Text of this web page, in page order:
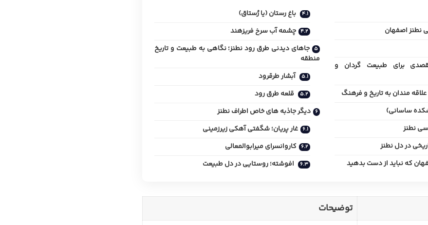
نطنز اصفهان
برای طبیعت گردان و
مندان به تاریخ و فرهنگ
ساسانی)
نطنز
در دل نطنز
که نباید از دست بدهید
باغ رستان (یا رُستاق)
چشمه آب سرخ فریزهند
جاهای دیدنی طرق رود نطنز؛ نگاهی به طبیعت و تاریخ
منطقه
آبشار طرقرود
قلعه طرق رود
دیگر جاذبه های خاص اطراف نطنز
غار پریان؛ شگفتی آهکی زیرزمینی
کاروانسرای میرابوالمعالی
افوشته؛ روستایی در دل طبیعت
توضیحات